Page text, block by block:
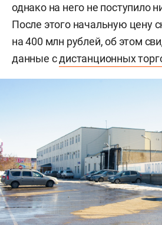
однако на него не поступило
После этого начальную цену
на 400 млн рублей, об этом
данные сдистанционных